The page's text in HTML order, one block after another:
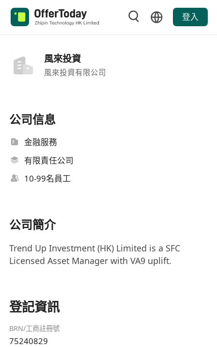
登入
風來投資
風來投資有限公司
公司信息
金融服務
有限責任公司
10-99名員工
公司簡介
Trend Up Investment (HK) Limited is a SFC
Licensed Asset Manager with VA9 uplift.
登記資訊
BRN/工商註冊號
75240829